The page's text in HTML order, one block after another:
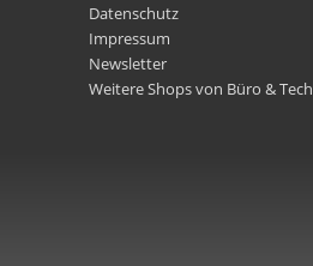
Datenschutz
Impressum
Newsletter
Weitere Shops von Büro &